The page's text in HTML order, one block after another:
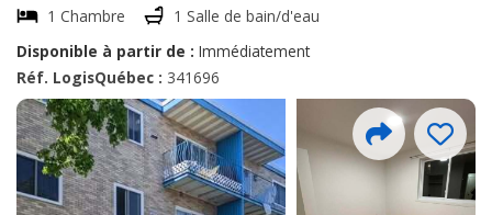
1 Chambre
1 Salle de bain/d'eau
Disponible à partir de : Immédiatement
Réf. LogisQuébec : 341696